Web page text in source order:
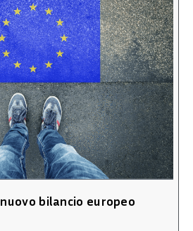
bilancio europeo